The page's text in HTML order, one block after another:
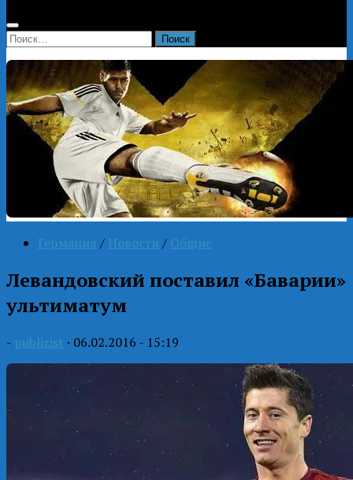
Найти:
Германия / Новости / Общие
Левандовский поставил «Баварии»
ультиматум
- publizist · 06.02.2016 - 15:19